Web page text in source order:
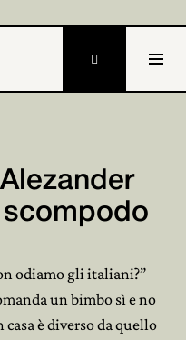


scompodo
odiamo gli italiani?”
un bimbo sì e no
è diverso da quello